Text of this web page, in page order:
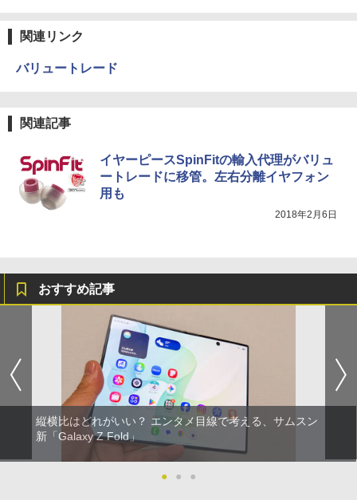
関連リンク
バリュートレード
関連記事
イヤーピースSpinFitの輸入代理がバリュ
ートレードに移管。左右分離イヤフォン
用も
2018年2月6日
おすすめ記事
縦横比はどれがいい？ エンタメ目線で考える、サムスン
新「Galaxy Z Fold」
● ● ●